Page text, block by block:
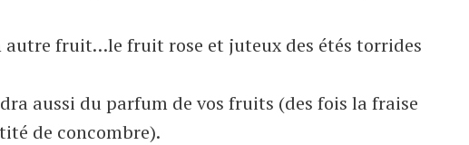
autre fruit…le fruit rose et juteux des étés torrides
aussi du parfum de vos fruits (des fois la fraise
de concombre).